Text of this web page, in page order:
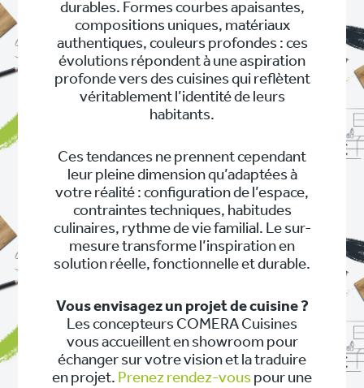
durables. Formes courbes apaisantes,
compositions uniques, matériaux
authentiques, couleurs profondes : ces
évolutions répondent à une aspiration
profonde vers des cuisines qui reflètent
véritablement l’identité de leurs
habitants.
Ces tendances ne prennent cependant
leur pleine dimension qu’adaptées à
votre réalité : configuration de l’espace,
contraintes techniques, habitudes
culinaires, rythme de vie familial. Le sur-
mesure transforme l’inspiration en
solution réelle, fonctionnelle et durable.
Vous envisagez un projet de cuisine ?
Les concepteurs COMERA Cuisines
vous accueillent en showroom pour
échanger sur votre vision et la traduire
en projet. Prenez rendez-vous pour une